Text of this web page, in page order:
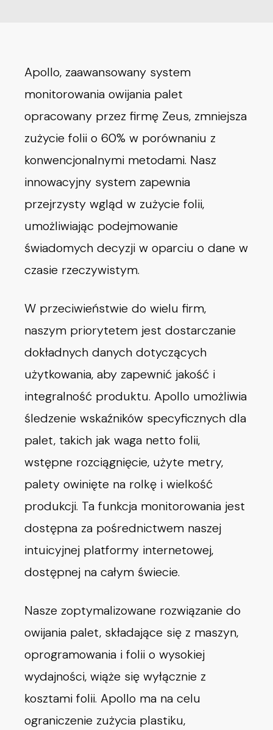
Apollo, zaawansowany system
monitorowania owijania palet
opracowany przez firmę Zeus, zmniejsza
zużycie folii o 60% w porównaniu z
konwencjonalnymi metodami. Nasz
innowacyjny system zapewnia
przejrzysty wgląd w zużycie folii,
umożliwiając podejmowanie
świadomych decyzji w oparciu o dane w
czasie rzeczywistym.
W przeciwieństwie do wielu firm,
naszym priorytetem jest dostarczanie
dokładnych danych dotyczących
użytkowania, aby zapewnić jakość i
integralność produktu. Apollo umożliwia
śledzenie wskaźników specyficznych dla
palet, takich jak waga netto folii,
wstępne rozciągnięcie, użyte metry,
palety owinięte na rolkę i wielkość
produkcji. Ta funkcja monitorowania jest
dostępna za pośrednictwem naszej
intuicyjnej platformy internetowej,
dostępnej na całym świecie.
Nasze zoptymalizowane rozwiązanie do
owijania palet, składające się z maszyn,
oprogramowania i folii o wysokiej
wydajności, wiąże się wyłącznie z
kosztami folii. Apollo ma na celu
ograniczenie zużycia plastiku,